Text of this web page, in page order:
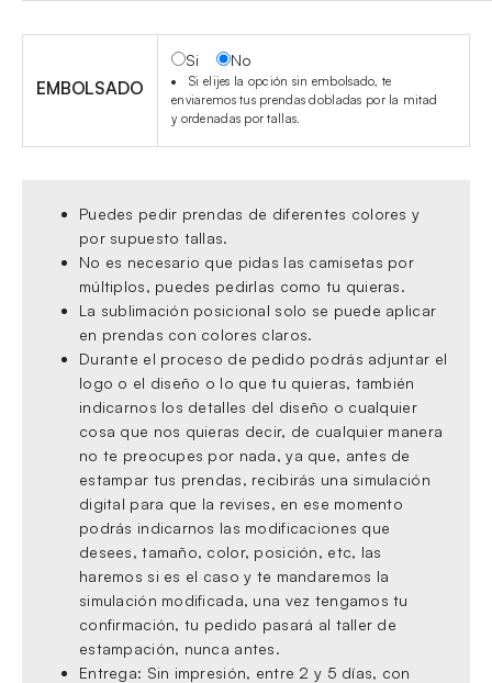
EMBOLSADO
Si No
Si elijes la opción sin embolsado, te
enviaremos tus prendas dobladas por la mitad
y ordenadas por tallas.
Puedes pedir prendas de diferentes colores y
por supuesto tallas.
No es necesario que pidas las camisetas por
múltiplos, puedes pedirlas como tu quieras.
La sublimación posicional solo se puede aplicar
en prendas con colores claros.
Durante el proceso de pedido podrás adjuntar el
logo o el diseño o lo que tu quieras, también
indicarnos los detalles del diseño o cualquier
cosa que nos quieras decir, de cualquier manera
no te preocupes por nada, ya que, antes de
estampar tus prendas, recibirás una simulación
digital para que la revises, en ese momento
podrás indicarnos las modificaciones que
desees, tamaño, color, posición, etc, las
haremos si es el caso y te mandaremos la
simulación modificada, una vez tengamos tu
confirmación, tu pedido pasará al taller de
estampación, nunca antes.
Entrega: Sin impresión, entre 2 y 5 días, con